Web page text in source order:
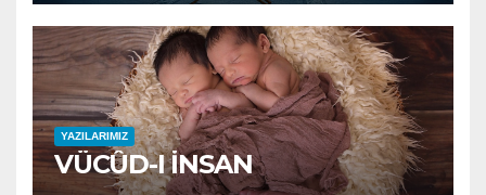
YAZILARIMIZ
VÜCÛD-I İNSAN